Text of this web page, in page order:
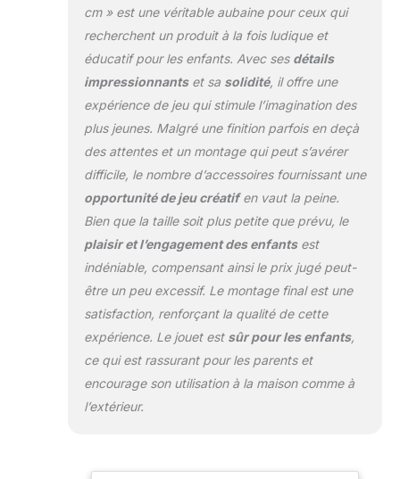
cm » est une véritable aubaine pour ceux qui
recherchent un produit à la fois ludique et
éducatif pour les enfants. Avec ses détails
impressionnantset sa solidité, il offre une
expérience de jeu qui stimule l’imagination des
plus jeunes. Malgré une finition parfois en deçà
des attentes et un montage qui peut s’avérer
difficile, le nombre d’accessoires fournissant une
opportunité de jeu créatifen vaut la peine.
Bien que la taille soit plus petite que prévu, le
plaisir et l’engagement des enfantsest
indéniable, compensant ainsi le prix jugé peut-
être un peu excessif. Le montage final est une
satisfaction, renforçant la qualité de cette
expérience. Le jouet est sûr pour les enfants,
ce qui est rassurant pour les parents et
encourage son utilisation à la maison comme à
l’extérieur.